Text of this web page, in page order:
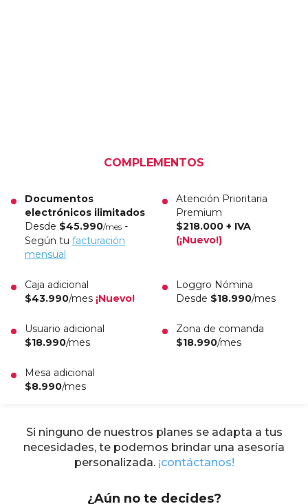
COMPLEMENTOS
Documentos
electrónicos ilimitados
Desde $45.990/mes -
Según tu facturación
mensual
Atención Prioritaria
Premium
$218.000 + IVA
(¡Nuevo!)
Caja adicional
$43.990/mes ¡Nuevo!
Loggro Nómina
Desde $18.990/mes
Usuario adicional
$18.990/mes
Zona de comanda
$18.990/mes
Mesa adicional
$8.990/mes
Si ninguno de nuestros planes se adapta a tus
necesidades, te podemos brindar una asesoría
personalizada. ¡contáctanos!
¿Aún no te decides?